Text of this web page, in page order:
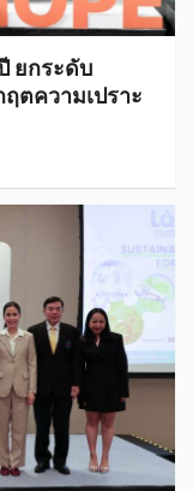
ยกระดับ
ตความเปราะ